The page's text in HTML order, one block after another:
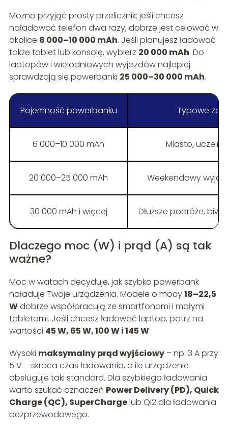
Można przyjąć prosty przelicznik: jeśli chcesz
naładować telefon dwa razy, dobrze jest celować w
okolice 8 000–10 000 mAh. Jeśli planujesz ładować
także tablet lub konsolę, wybierz 20 000 mAh. Do
laptopów i wielodniowych wyjazdów najlepiej
sprawdzają się powerbanki 25 000–30 000 mAh.
Pojemność powerbanku Typowe
6 000–10 000 mAh Miasto,
20 000–25 000 mAh Weekendowy
30 000 mAh i więcej Dłuższe podróże,
Dlaczego moc (W) i prąd (A) są tak
ważne?
Moc w watach decyduje, jak szybko powerbank
naładuje Twoje urządzenia. Modele o mocy18–22,5
Wdobrze współpracują ze smartfonami i małymi
tabletami. Jeśli chcesz ładować laptop, patrz na
wartości 45 W, 65 W, 100 W i 145 W.
Wysoki maksymalny prąd wyjściowy– np. 3 A przy
5 V – skraca czas ładowania, o ile urządzenie
obsługuje taki standard. Dla szybkiego ładowania
warto szukać oznaczeń Power Delivery (PD), Quick
Charge (QC), SuperChargelub Qi2 dla ładowania
bezprzewodowego.